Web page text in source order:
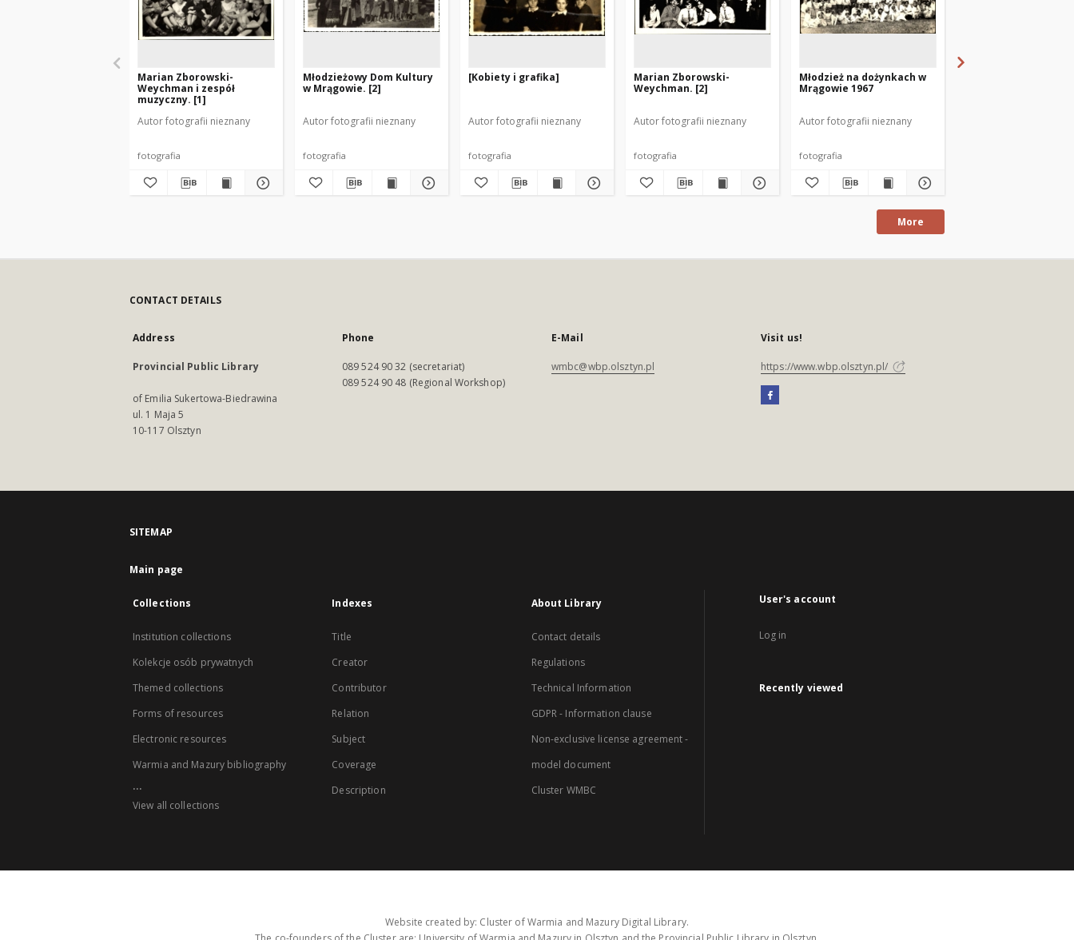
Marian Zborowski-
Weychman i zespół
muzyczny. [1]
Autor fotografii nieznany
fotografia
Młodzieżowy Dom Kultury
w Mrągowie. [2]
Autor fotografii nieznany
fotografia
[Kobiety i grafika]
Autor fotografii nieznany
fotografia
Marian Zborowski-
Weychman. [2]
Autor fotografii nieznany
fotografia
Młodzież na dożynkach w
Mrągowie 1967
Autor fotografii nieznany
fotografia
More
CONTACT DETAILS
Address
Provincial Public Library
of Emilia Sukertowa-Biedrawina
ul. 1 Maja 5
10-117 Olsztyn
Phone
089 524 90 32 (secretariat)
089 524 90 48 (Regional Workshop)
E-Mail
wmbc@wbp.olsztyn.pl
Visit us!
https://www.wbp.olsztyn.pl/
SITEMAP
Main page
Collections
Institution collections
Kolekcje osób prywatnych
Themed collections
Forms of resources
Electronic resources
Warmia and Mazury bibliography
...
View all collections
Indexes
Title
Creator
Contributor
Relation
Subject
Coverage
Description
About Library
Contact details
Regulations
Technical Information
GDPR - Information clause
Non-exclusive license agreement -
model document
Cluster WMBC
User's account
Log in
Recently viewed
Website created by: Cluster of Warmia and Mazury Digital Library.